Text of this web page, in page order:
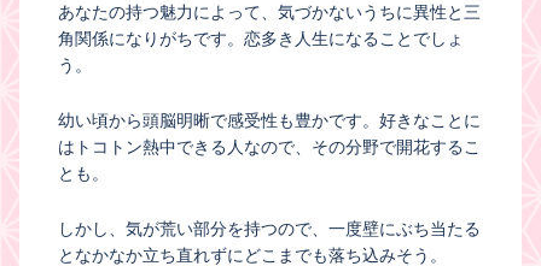
あなたの持つ魅力によって、気づかないうちに異性と三
角関係になりがちです。恋多き人生になることでしょ
う。
幼い頃から頭脳明晰で感受性も豊かです。好きなことに
はトコトン熱中できる人なので、その分野で開花するこ
とも。
しかし、気が荒い部分を持つので、一度壁にぶち当たる
となかなか立ち直れずにどこまでも落ち込みそう。